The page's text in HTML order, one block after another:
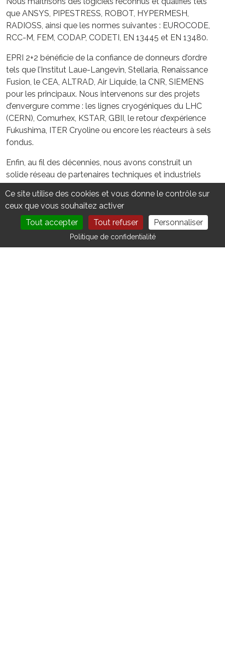
DEVENIR MEMBRE NOUS CONTACTER
que ANSYS, PIPESTRESS, ROBOT, HYPERMESH,
RADIOSS, ainsi que les normes suivantes : EUROCODE,
RCC-M, FEM, CODAP, CODETI, EN 13445 et EN 13480.
EPRI 2+2 bénéficie de la confiance de donneurs d’ordre
tels que l’Institut Laue-Langevin, Stellaria, Renaissance
Fusion, le CEA, ALTRAD, Air Liquide, la CNR, SIEMENS
pour les principaux. Nous intervenons sur des projets
d’envergure comme : les lignes cryogéniques du LHC
(CERN), Comurhex, KSTAR, GBII, le retour d’expérience
Fukushima, ITER Cryoline ou encore les réacteurs à sels
fondus.
Enfin, au fil des décennies, nous avons construit un
solide réseau de partenaires techniques et industriels
process ou de fabricabilité des solutions proposées.
VOTRE CONTACT
Ce site utilise des cookies et vous donne le contrôle sur
ceux que vous souhaitez activer
Tout accepter
Tout refuser Personnaliser
Politique de confidentialité